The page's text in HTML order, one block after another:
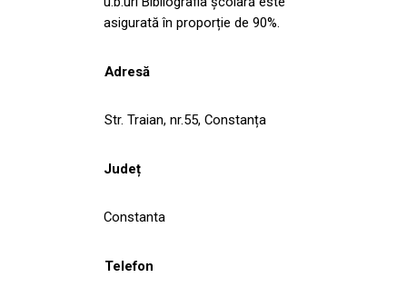
asigurată în proporție de 90%.
Adresă
Str. Traian, nr.55, Constanța
Județ
Constanta
Telefon